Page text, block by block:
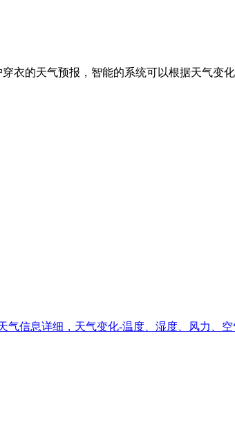
衣的天气预报，智能的系统可以根据天气变
信息详细，天气变化-温度、湿度、风力、